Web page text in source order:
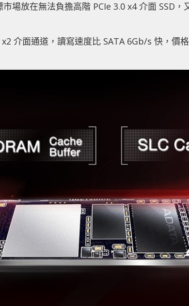
場放在無法負擔高階 PCIe 3.0 x4 介面 SSD
介面通道，讀寫速度比 SATA 6Gb/s 快，價